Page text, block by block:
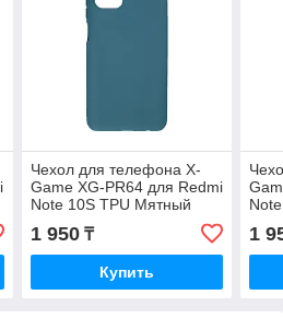
Чехол для телефона X-
Game XG-PR64 для Redmi
Note 10S TPU Мятный
1 950₸
Купить
1